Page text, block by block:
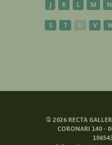
J K L M N
S T U V
© 2026RECTA
CORONARI 140 -